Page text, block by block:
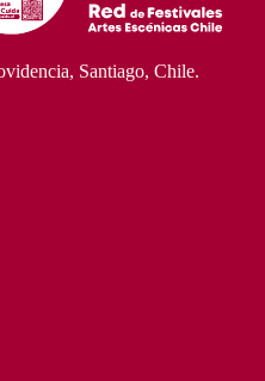
Santiago, Chile.